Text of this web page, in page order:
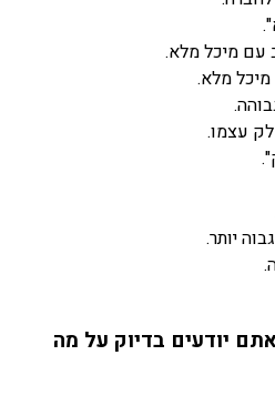
עם מיכל מלא.
מלא.
עצמו.
יותר.
יודעים בדיוק על מה